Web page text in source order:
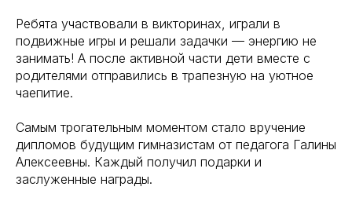
Ребята участвовали в викторинах, играли в
подвижные игры и решали задачки — энергию не
занимать! А после активной части дети вместе с
родителями отправились в трапезную на уютное
чаепитие.
Самым трогательным моментом стало вручение
дипломов будущим гимназистам от педагога Галины
Алексеевны. Каждый получил подарки и
заслуженные награды.